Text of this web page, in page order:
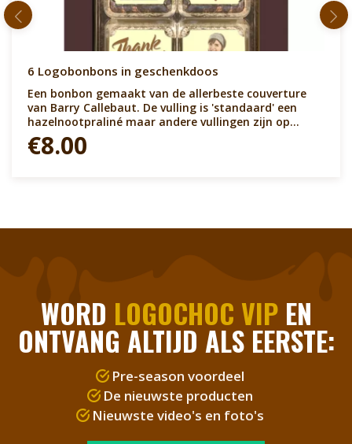
6 Logobonbons in geschenkdoos
Een bonbon gemaakt van de allerbeste couverture
van Barry Callebaut. De vulling is 'standaard' een
hazelnootpraliné maar andere vullingen zijn op
aanvraag mogelijk. De logobonbons leveren wij in de
smaken melk, puur en wit. Ze hebben een witte
€8.00
WORD LOGOCHOC VIPEN
ONTVANG ALTIJD ALS EERSTE:
Pre-season voordeel
De nieuwste producten
Nieuwste video's en foto's